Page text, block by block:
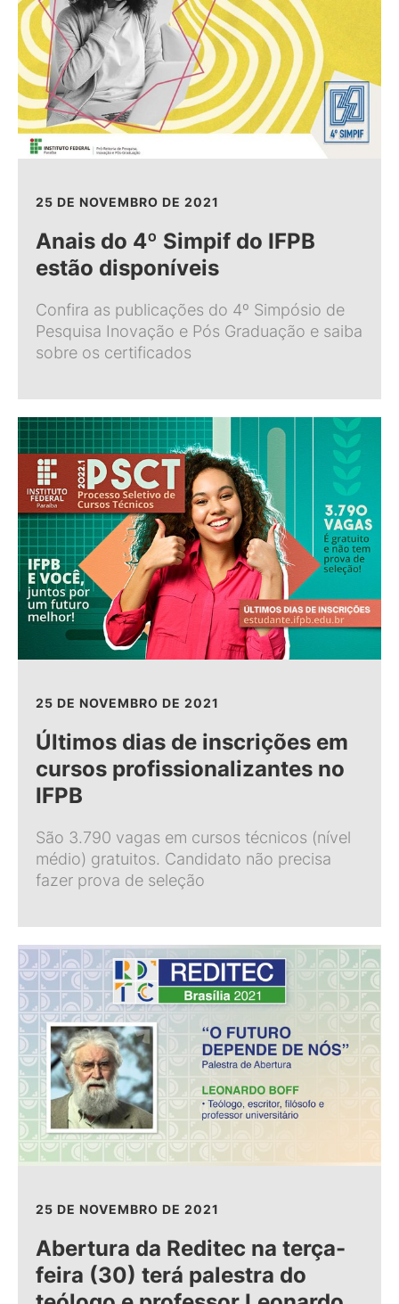
25 DE NOVEMBRO DE 2021
Anais do 4º Simpif do IFPB
estão disponíveis
Confira as publicações do 4º Simpósio de
Pesquisa Inovação e Pós Graduação e saiba
sobre os certificados
25 DE NOVEMBRO DE 2021
Últimos dias de inscrições em
cursos profissionalizantes no
IFPB
São 3.790 vagas em cursos técnicos (nível
médio) gratuitos. Candidato não precisa
fazer prova de seleção
25 DE NOVEMBRO DE 2021
Abertura da Reditec na terça-
feira (30) terá palestra do